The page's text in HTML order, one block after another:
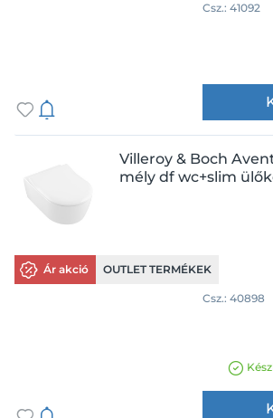
Csz.: 41092
Villeroy & Boch
mély df wc+slim
Ár akció OUTLET TERMÉKEK
Csz.: 40898